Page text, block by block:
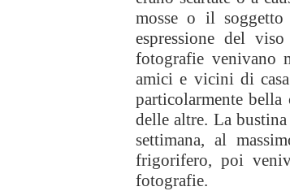
mosse o il
espressione del
fotografie venivano
amici e vicini di
particolarmente
delle altre. La
settimana, al
frigorifero, poi
fotografie.